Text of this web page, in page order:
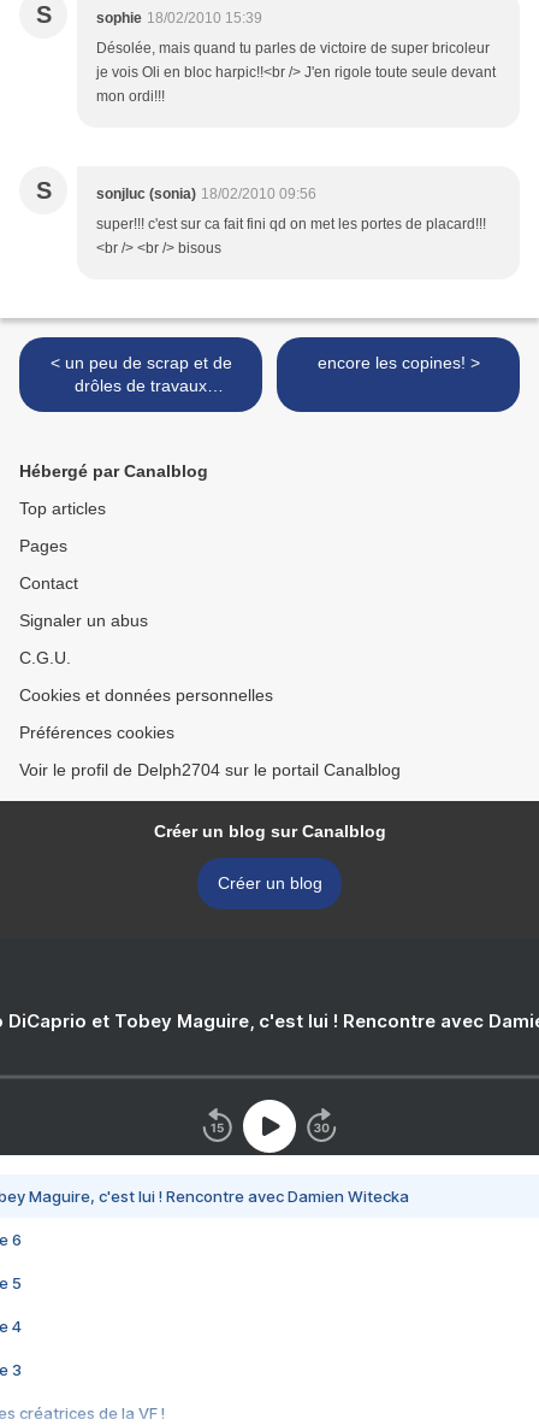
S sophie 18/02/2010 15:39
Désolée, mais quand tu parles de victoire de super bricoleur
je vois Oli en bloc harpic!!<br /> J'en rigole toute seule devant
mon ordi!!!
S sonjluc (sonia) 18/02/2010 09:56
super!!! c'est sur ca fait fini qd on met les portes de placard!!!
<br /> <br /> bisous
< un peu de scrap et de
drôles de travaux
d'aiguilles!
encore les copines! >
Hébergé par Canalblog
Top articles
Pages
Contact
Signaler un abus
C.G.U.
Cookies et données personnelles
Préférences cookies
Voir le profil de Delph2704 sur le portail Canalblog
Créer un blog sur Canalblog
Créer un blog
DiCaprio et Tobey Maguire, c'est lui ! Rencontre avec
Maguire, c'est lui ! Rencontre avec Damien Witecka
6
5
4
3
créatrices de la VF !